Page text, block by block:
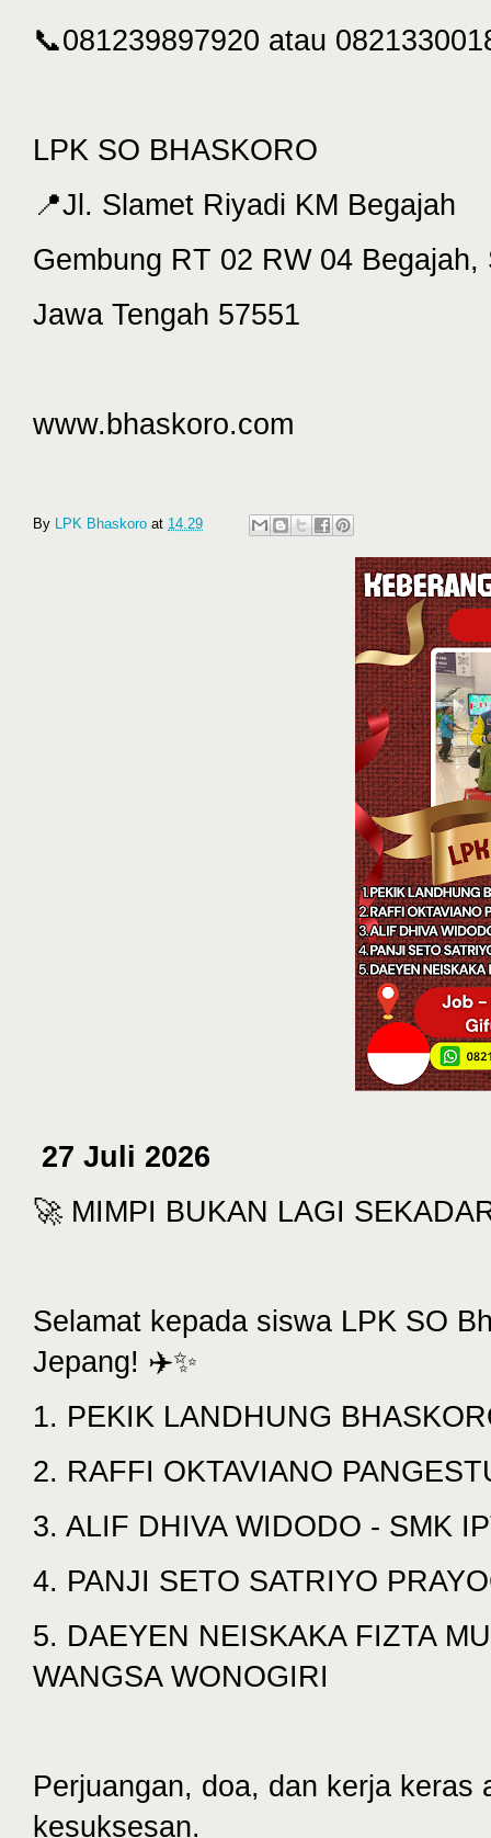
📞081239897920 atau
LPK SO BHASKORO
📍Jl. Slamet Riyadi KM Begajah
Gembung RT 02 RW 04 Begajah,
Jawa Tengah 57551
www.bhaskoro.com
By LPK Bhaskoro at 14.29
27 Juli 2026
🚀 MIMPI BUKAN LAGI
Selamat kepada siswa LPK SO
Jepang! ✈️✨
1. PEKIK LANDHUNG
2. RAFFI OKTAVIANO
3. ALIF DHIVA WIDODO - SMK
4. PANJI SETO SATRIYO
5. DAEYEN NEISKAKA FIZTA
WANGSA WONOGIRI
Perjuangan, doa, dan kerja keras
kesuksesan.